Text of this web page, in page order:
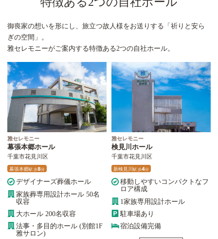
御喪家の想いを形にし、旅立つ故人様をお送りする「祈りと安ら
ぎの空間」。
雅セレモニーがご案内する特徴ある2つの自社ホール。
雅セレモニー
幕張本郷ホール
千葉市花見川区
幕張本郷駅歩8分
デザイナーズ葬儀ホール
家族葬専用設計ホール 50名
収容
大ホール 200名収容
法事・多目的ホール (別館1F
雅サロン)
雅セレモニー
検見川ホール
千葉市花見川区
新検見川駅歩4分
移動しやすいコンパクトなフ
ロア構成
1家族専用設計ホール
駐車場あり
宿泊設備完備